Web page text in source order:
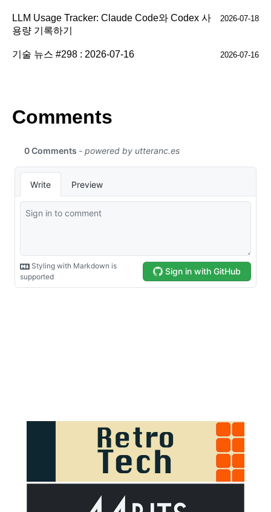
LLM Usage Tracker: Claude Code와 Codex 사
용량 기록하기
2026-07-18
기술 뉴스 #298 : 2026-07-16 2026-07-16
Comments